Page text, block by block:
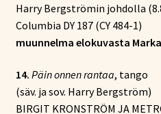
Harry Bergströmin johdolla
Columbia DY 187 (CY 484-1)
muunnelma elokuvasta
14. Päin onnen rantaa, tango
(säv. ja sov. Harry Bergström)
BIRGIT KRONSTRÖM JA